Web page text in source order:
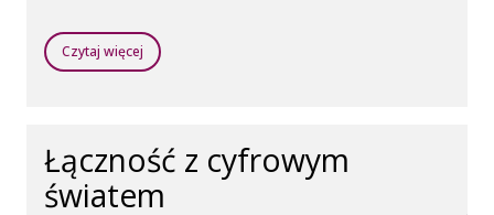
dźwięki.
Czytaj więcej
Łączność z cyfrowym
światem